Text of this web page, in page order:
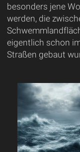
besonders jene
werden, die
eigentlich schon
Straßen gebaut